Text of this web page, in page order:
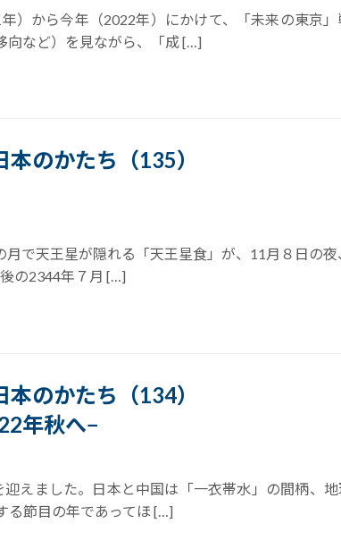
）から今年（2022年）にかけて、「未来の東京
向など）を見ながら、「成 […]
のかたち（135）
で天王星が隠れる「天王星食」が、11月８日の
の2344年７月 […]
のかたち（134）
年秋へ−
えました。日本と中国は「一衣帯水」の間柄、
る節目の年であってほ […]